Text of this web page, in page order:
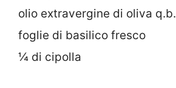
olio extravergine di oliva q.b.
foglie di basilico fresco
¼ di cipolla